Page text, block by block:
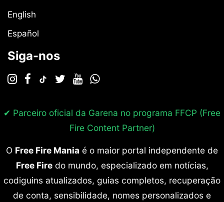
English
Español
Siga-nos
✔ Parceiro oficial da Garena no programa FFCP (Free
Fire Content Partner)
O Free Fire Mania é o maior portal independente de
Free Firedo mundo, especializado em notícias,
codiguins atualizados, guias completos, recuperação
de conta, sensibilidade, nomes personalizados e